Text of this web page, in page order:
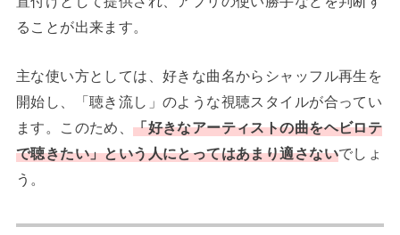
ることが出来ます。
主な使い方としては、好きな曲名からシャッフル再生を
開始し、「聴き流し」のような視聴スタイルが合ってい
ます。このため、「好きなアーティストの曲をヘビロテ
で聴きたい」という人にとってはあまり適さないでしょ
う。